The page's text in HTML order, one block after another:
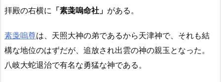
拝殿の右横に 「素戔嗚命社」 がある。
素戔嗚尊は、天照大神の弟であるから天津神で、それも結
構な地位のはずだが、追放され出雲の神の親玉となった。
八岐大蛇退治で有名な勇猛な神である。